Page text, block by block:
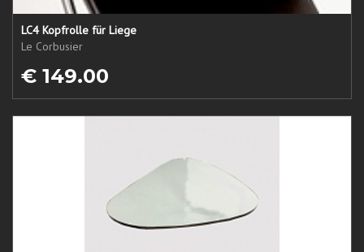
LC4 Kopfrolle für Liege
Le Corbusier
€ 149.00